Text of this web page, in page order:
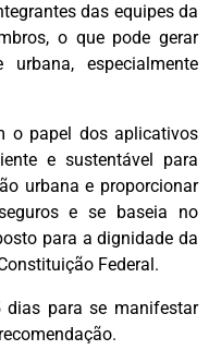
das equipes da
o que pode gerar
especialmente
o papel dos aplicativos
e sustentável para
urbana e proporcionar
e se baseia no
para a dignidade da
Federal.
dias para se manifestar